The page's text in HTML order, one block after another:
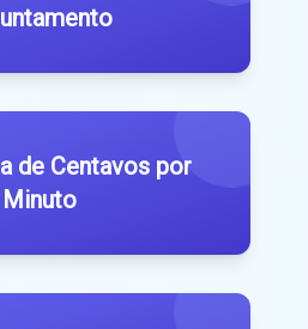
de Centavos por
Minuto